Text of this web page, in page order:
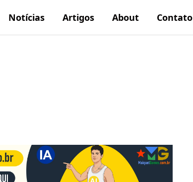
Notícias Artigos About Contato